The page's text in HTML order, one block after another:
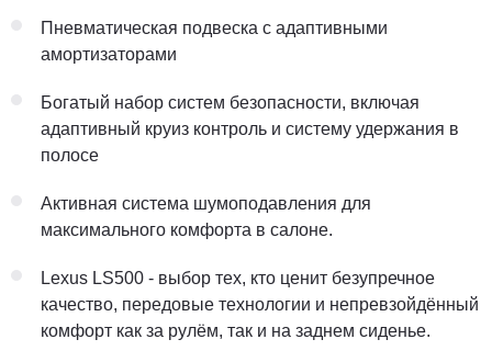
Пневматическая подвеска с адаптивными
амортизаторами
Богатый набор систем безопасности, включая
адаптивный круиз контроль и систему удержания в
полосе
Активная система шумоподавления для
максимального комфорта в салоне.
Lexus LS500 - выбор тех, кто ценит безупречное
качество, передовые технологии и непревзойдённый
комфорт как за рулём, так и на заднем сиденье.